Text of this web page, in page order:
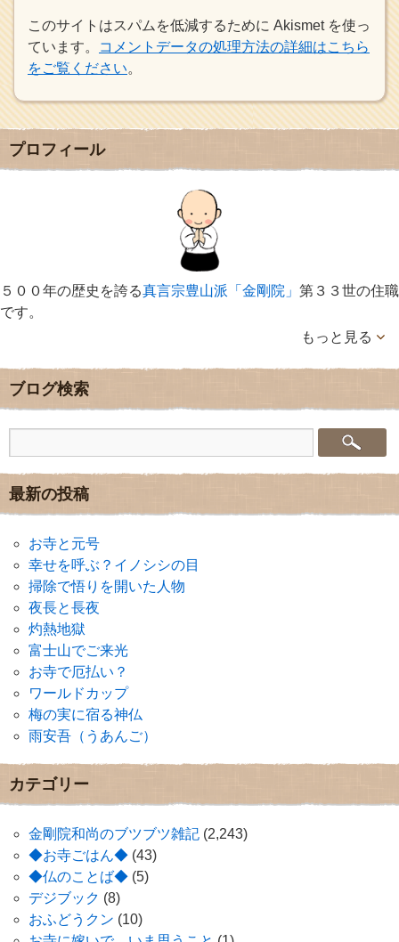
このサイトはスパムを低減するために Akismet を使っ
ています。
コメントデータの処理方法の詳細はこちら
をご覧ください。
プロフィール
５００年の歴史を誇る真言宗豊山派「金剛院」 第３３世の住職
です。
もっと見る
ブログ検索
最新の投稿
お寺と元号
幸せを呼ぶ？イノシシの目
掃除で悟りを開いた人物
夜長と長夜
灼熱地獄
富士山でご来光
お寺で厄払い？
ワールドカップ
梅の実に宿る神仏
雨安吾（うあんご）
カテゴリー
金剛院和尚のブツブツ雑記 (2,243)
◆お寺ごはん◆ (43)
◆仏のことば◆ (5)
デジブック (8)
おふどうクン (10)